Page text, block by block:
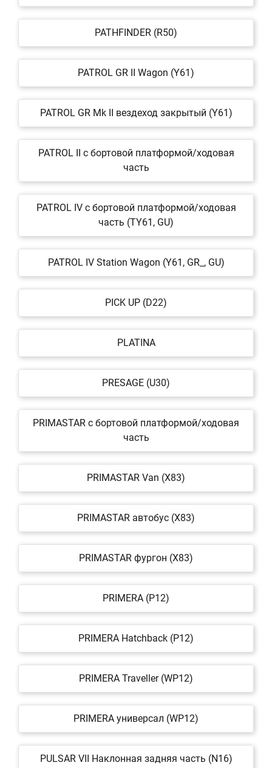
PATHFINDER (R50)
PATROL GR II Wagon (Y61)
PATROL GR Mk II вездеход закрытый (Y61)
PATROL II c бортовой платформой/ходовая
часть
PATROL IV c бортовой платформой/ходовая
часть (TY61, GU)
PATROL IV Station Wagon (Y61, GR_, GU)
PICK UP (D22)
PLATINA
PRESAGE (U30)
PRIMASTAR c бортовой платформой/ходовая
часть
PRIMASTAR Van (X83)
PRIMASTAR автобус (X83)
PRIMASTAR фургон (X83)
PRIMERA (P12)
PRIMERA Hatchback (P12)
PRIMERA Traveller (WP12)
PRIMERA универсал (WP12)
PULSAR VII Наклонная задняя часть (N16)